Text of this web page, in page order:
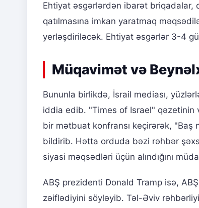
Ehtiyat əsgərlərdən ibarət briqadalar,
qatılmasına imkan yaratmaq
yerləşdiriləcək. Ehtiyat əsgərlər 3-4
Müqavimət və
Bununla birlikdə, İsrail mediası,
iddia edib. "Times of Israel"
bir mətbuat konfransı keçirərək, "Baş
bildirib. Hətta orduda bəzi rəhbər
siyasi məqsədləri üçün alındığını
ABŞ prezidenti Donald Tramp isə,
zəiflədiyini söyləyib. Təl-Əviv